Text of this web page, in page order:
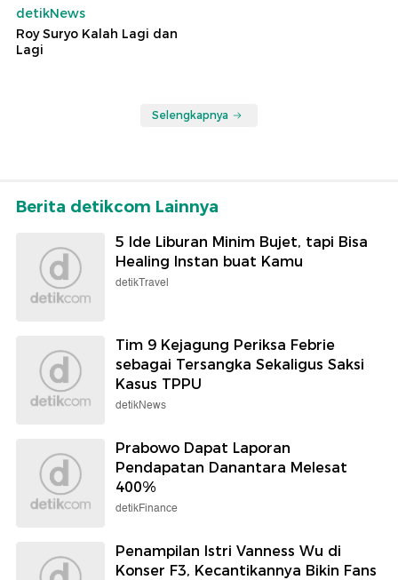
detikNews
Roy Suryo Kalah Lagi dan
Lagi
Selengkapnya
Berita detikcom Lainnya
5 Ide Liburan Minim Bujet, tapi Bisa
Healing Instan buat Kamu
detikTravel
Tim 9 Kejagung Periksa Febrie
sebagai Tersangka Sekaligus Saksi
Kasus TPPU
detikNews
Prabowo Dapat Laporan
Pendapatan Danantara Melesat
400%
detikFinance
Penampilan Istri Vanness Wu di
Konser F3, Kecantikannya Bikin Fans